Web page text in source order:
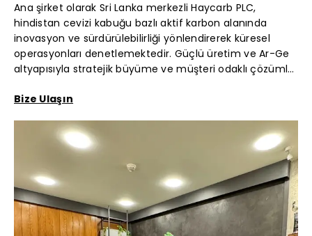
Ana şirket olarak Sri Lanka merkezli Haycarb PLC,
hindistan cevizi kabuğu bazlı aktif karbon alanında
inovasyon ve sürdürülebilirliği yönlendirerek küresel
operasyonları denetlemektedir. Güçlü üretim ve Ar-Ge
altyapısıyla stratejik büyüme ve müşteri odaklı çözümler
Bize Ulaşın